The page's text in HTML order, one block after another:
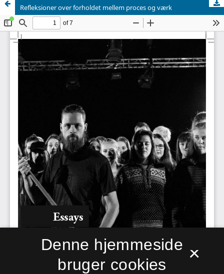
Refleksioner over forholdet mellem proces og værk
×
Denne hjemmeside
bruger cookies